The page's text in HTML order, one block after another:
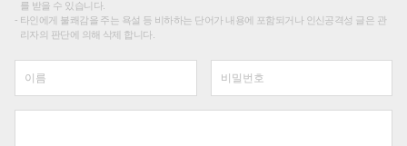
를 받을 수 있습니다.
타인에게 불쾌감을 주는 욕설 등 비하하는 단어가 내용에 포함되거나 인신공격성 글은 관
리자의 판단에 의해 삭제 합니다.